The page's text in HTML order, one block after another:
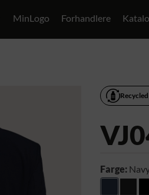
MinLogo Forhandlere
Farge: